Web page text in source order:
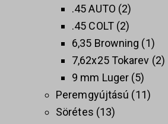
.45 AUTO 2
.45 COLT 2
6,35 Browning
1
7,62x25 Tokarev 2
9 mm Luger 5
Peremgyújtású
11
Sörétes 13